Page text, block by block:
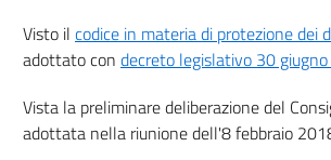
Responsabile della protezione dei
28
30
Visto il codice in materia di protezione dei
adottato con decreto legislativo 30
Vista la preliminare deliberazione del
adottata nella riunione dell'8 febbraio